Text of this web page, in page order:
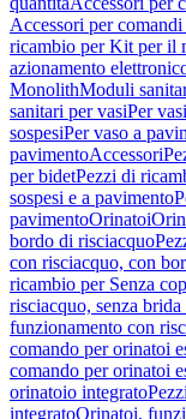
Accessori per
ricambio per Kit per il
azionamento
MonolithModuli
sanitari per vasiPer
sospesiPer vaso a
pavimentoAccessori
per bidetPezzi di
sospesi e a pavimento
pavimentoOrinatoi
bordo di risciacquo
con risciacquo, con
ricambio per Senza
risciacquo, senza
funzionamento con
comando per orinatoi
comando per orinatoi
orinatoio integrato
integratoOrinatoi,